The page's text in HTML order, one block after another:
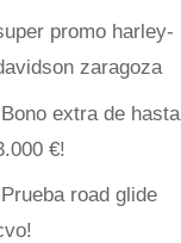
promo harley-
zaragoza
extra de hasta
€!
road glide